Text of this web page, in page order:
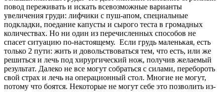
повод переживать и искать всевозможные варианты
увеличения груди: лифчики с пуш-апом, специальные
подкладки, поедание капусты и сырого теста в громадных
количествах. Но ни один из перечисленных способов не
спасет ситуацию по-настоящему. Если грудь маленькая, есть
только 2 пути: жить и довольствоваться тем, что есть, или же
решиться и лечь под хирургический нож, получив желаемый
результат. Далеко не все могут собраться с силами, перебороть
свой страх и лечь на операционный стол. Многие не могут,
потому что боятся. Некоторые не могут себе это позволить из-